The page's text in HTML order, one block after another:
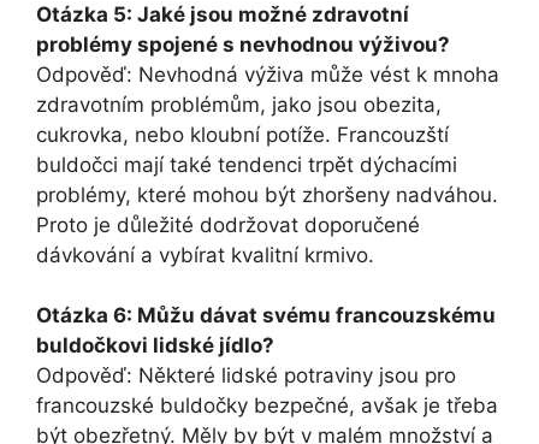
Otázka 5: Jaké jsou možné zdravotní
problémy spojené s nevhodnou výživou?
Odpověď: Nevhodná výživa může⁢ vést k mnoha
zdravotním problémům, ⁢jako jsou​ obezita,
cukrovka, nebo kloubní potíže. ⁤Francouzští
buldočci mají také tendenci trpět dýchacími
problémy, které ​mohou být zhoršeny nadváhou.
Proto je důležité dodržovat doporučené
dávkování a vybírat kvalitní ‌krmivo.
Otázka 6: Můžu⁢ dávat‍ svému francouzskému​
buldočkovi lidské ​jídlo?
Odpověď: Některé lidské potraviny jsou pro
francouzské buldočky bezpečné, avšak je třeba
být obezřetný. Měly by být v ​malém množství a